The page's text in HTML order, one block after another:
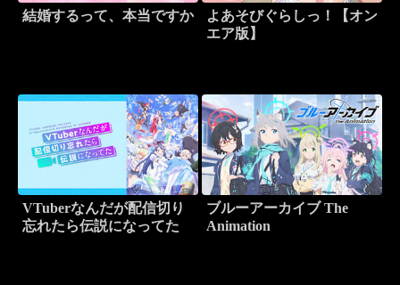
結婚するって、本当ですか
よあそびぐらしっ！【オン
エア版】
VTuberなんだが配信切り
忘れたら伝説になってた
ブルーアーカイブ The
Animation